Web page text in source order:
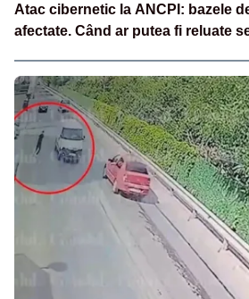
Atac cibernetic la ANCPI: bazele
afectate. Când ar putea fi reluate